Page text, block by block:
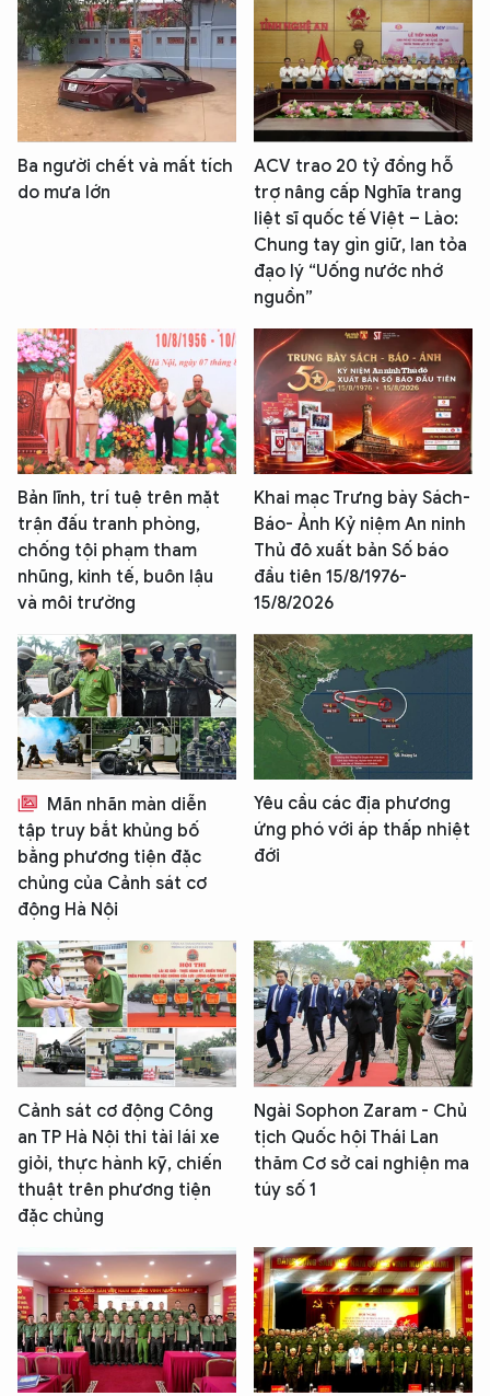
Ba người chết và mất tích
do mưa lớn
ACV trao 20 tỷ đồng hỗ
trợ nâng cấp Nghĩa trang
liệt sĩ quốc tế Việt – Lào:
Chung tay gìn giữ, lan tỏa
đạo lý “Uống nước nhớ
nguồn”
Bản lĩnh, trí tuệ trên mặt
trận đấu tranh phòng,
chống tội phạm tham
nhũng, kinh tế, buôn lậu
và môi trường
Khai mạc Trưng bày Sách-
Báo- Ảnh Kỷ niệm An ninh
Thủ đô xuất bản Số báo
đầu tiên 15/8/1976-
15/8/2026
Mãn nhãn màn diễn
tập truy bắt khủng bố
bằng phương tiện đặc
chủng của Cảnh sát cơ
động Hà Nội
Yêu cầu các địa phương
ứng phó với áp thấp nhiệt
đới
Cảnh sát cơ động Công
an TP Hà Nội thi tài lái xe
giỏi, thực hành kỹ, chiến
thuật trên phương tiện
đặc chủng
Ngài Sophon Zaram - Chủ
tịch Quốc hội Thái Lan
thăm Cơ sở cai nghiện ma
túy số 1